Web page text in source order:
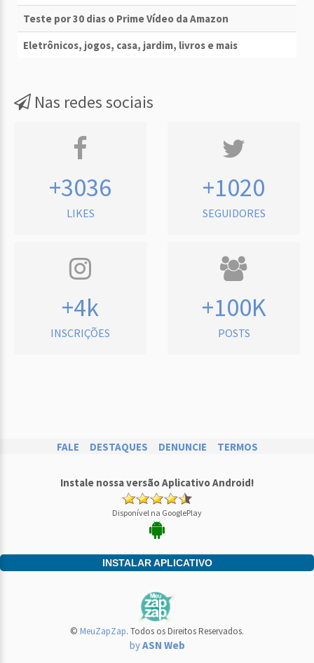
Teste por 30 dias o Prime Vídeo da Amazon
Eletrônicos, jogos, casa, jardim, livros e mais
Nas redes sociais
+3036
LIKES
+1020
SEGUIDORES
+4k
INSCRIÇÕES
+100K
POSTS
FALE DESTAQUES DENUNCIE TERMOS
Instale nossa versão Aplicativo Android!
Disponível na GooglePlay
INSTALAR APLICATIVO
© MeuZapZap. Todos os Direitos Reservados.
byASN Web